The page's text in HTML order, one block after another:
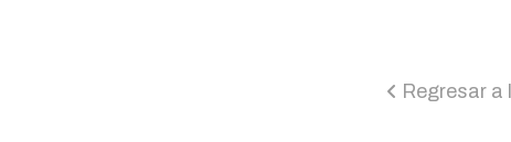
icon
Regresar a